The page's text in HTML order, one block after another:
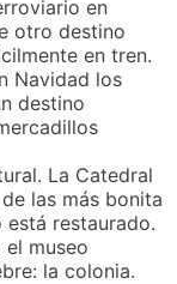
en
otro destino
en tren.
Navidad los
destino
La Catedral
las más bonita
restaurado.
museo
la colonia.